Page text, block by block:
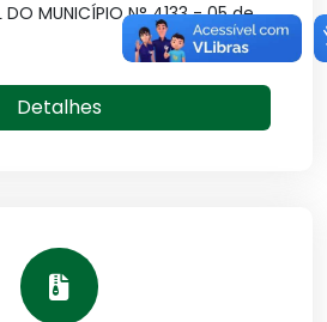
DO MUNICÍPIO N° 4133 - 05 de
Detalhes